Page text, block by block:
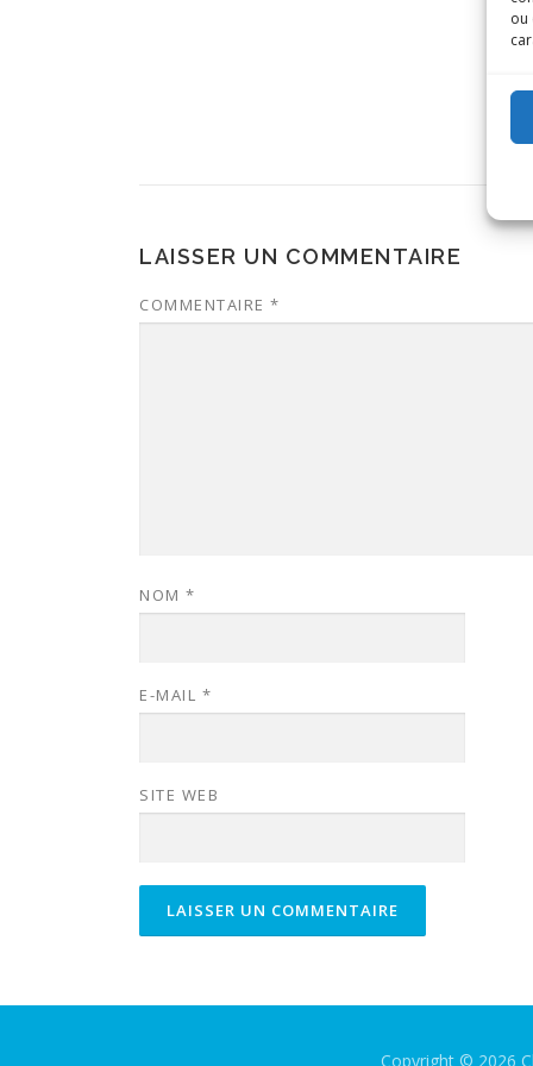
ou
LAISSER UN COMMENTAIRE
COMMENTAIRE *
NOM *
E-MAIL *
SITE WEB
Copyright © 2026